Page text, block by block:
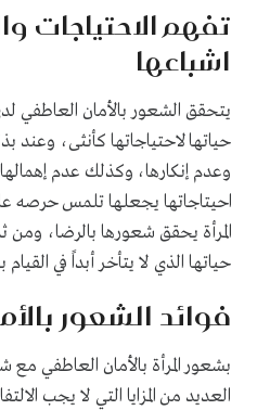
تفهم الاحتياجات
اشباعها
يتحقق الشعور بالأمان العاطفي
حياتها لاحتياجاتها كأنثى، وعند
وعدم إنكارها، وكذلك عدم
احيتاجاتها يجعلها تلمس حرصه
المرأة يحقق شعورها بالرضا،
حياتها الذي لا يتأخر أبداً في القيام
فوائد الشعور
بشعور المرأة بالأمان العاطفي
العديد من المزايا التي لا يجب